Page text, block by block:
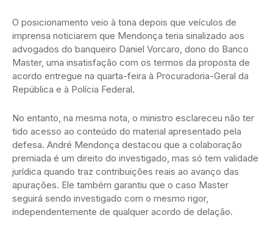
O posicionamento veio à tona depois que veículos de
imprensa noticiarem que Mendonça teria sinalizado aos
advogados do banqueiro Daniel Vorcaro, dono do Banco
Master, uma insatisfação com os termos da proposta de
acordo entregue na quarta-feira à Procuradoria-Geral da
República e à Polícia Federal.
No entanto, na mesma nota, o ministro esclareceu não ter
tido acesso ao conteúdo do material apresentado pela
defesa. André Mendonça destacou que a colaboração
premiada é um direito do investigado, mas só tem validade
jurídica quando traz contribuições reais ao avanço das
apurações. Ele também garantiu que o caso Master
seguirá sendo investigado com o mesmo rigor,
independentemente de qualquer acordo de delação.